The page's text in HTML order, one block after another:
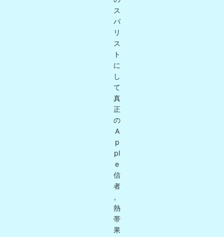
ス
バ
リ
ス
ト
に
し
て
真
正
の
A
p
pl
e
信
者
。
熱
帯
果